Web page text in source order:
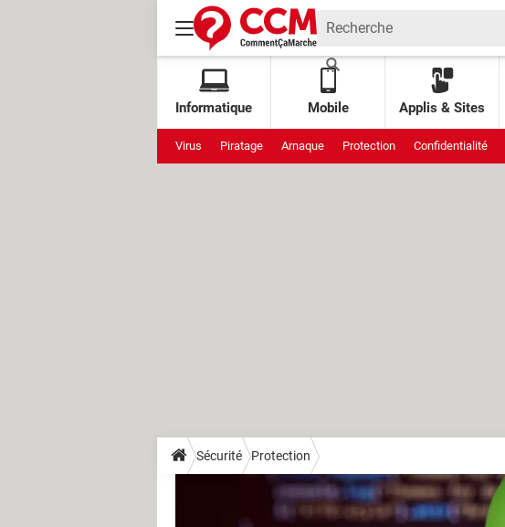
Informatique Mobile Applis & Sites
Virus Piratage Arnaque Protection Confidentialité
Sécurité Protection